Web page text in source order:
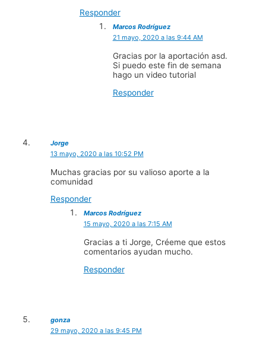
Responder
Marcos Rodríguez
21 mayo, 2020 a las 9:44 AM
Gracias por la aportación asd.
Si puedo este fin de semana
hago un video tutorial
Responder
Jorge
13 mayo, 2020 a las 10:52 PM
Muchas gracias por su valioso aporte a la
comunidad
Responder
Marcos Rodríguez
15 mayo, 2020 a las 7:15 AM
Gracias a ti Jorge, Créeme que estos
comentarios ayudan mucho.
Responder
gonza
29 mayo, 2020 a las 9:45 PM